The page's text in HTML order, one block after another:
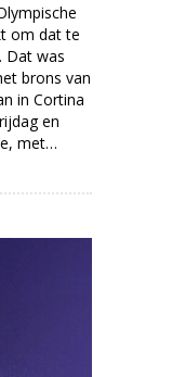
om dat te
Dat was
brons van
in Cortina
en
met…
Spelen